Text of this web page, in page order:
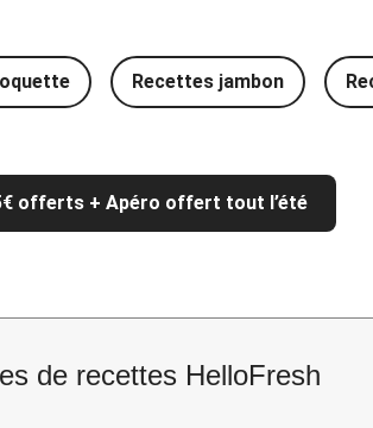
Recettes jambon
offerts + Apéro offert tout l’été
de recettes HelloFresh